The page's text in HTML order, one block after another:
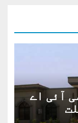
آئی اے